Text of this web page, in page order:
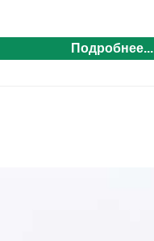
Подробнее...